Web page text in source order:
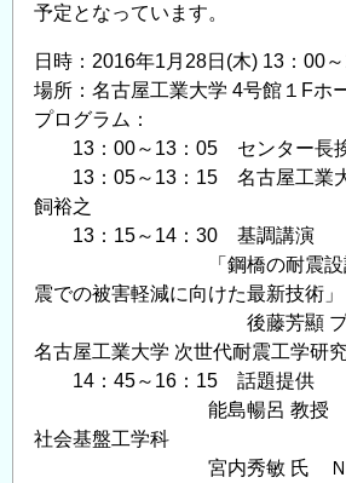
動
ら
考
え
減
災・
災」
ご
の
予定となっています。
日時：2016年1月28日(木) 13：00
場所：名古屋工業大学 4号館１Fホ
プログラム：
13：00～13：05 センター長
13：05～13：15 名古屋工業
飼裕之
13：15～14：30 基調講演
「鋼橋の耐震設計の
震での被害軽減に向けた最新技術」
後藤芳顯 プロジ
名古屋工業大学 次世代耐震工学研
14：45～16：15 話題提供
能島暢呂 教授 岐阜
社会基盤工学科
宮内秀敏 氏 ＮＥＸ